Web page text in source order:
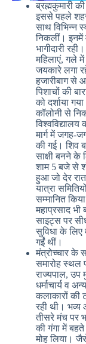
ब्रह्मकुमारी
इससे पहले
साथ विभिन्न
निकलीं। इनमें
भागीदारी
महिलाएं, गले
जयकारे लगा
हजारीबाग से
पिशाचों की
को दर्शाया
कॉलोनी से
मार्ग में जगह-
की गई। शिव
साक्षी बनने के
शाम 5 बजे से
हुआ जो देर
यात्रा
सम्मानित
महाप्रसाद भी
साइट्स पर
सुविधा के लिए
गईं थीं।
मंत्रोच्चार के
समारोह स्थल
राज्यपाल, उप
धर्माचार्य व
कलाकारों की
रही थी। भव्य
तीसरे मंच पर
की गंगा में
मोह लिया।